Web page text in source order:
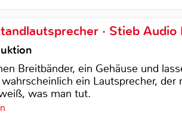
· Stieb Audio
Breitbänder, ein Gehäuse und
ein Lautsprecher,
was man tut.